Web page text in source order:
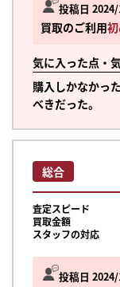
投稿日
買取のご利用
気に入った点・
購入しかなかっ
べきだった。
投稿日
総合
査定スピード
買取金額
スタッフの対応